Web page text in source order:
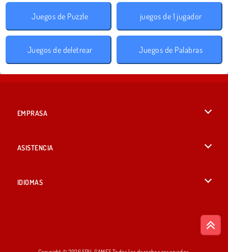
Juegos de Puzzle juegos de 1 jugador
Juegos de deletrear Juegos de Palabras
EMPRASA
ASISTENCIA
IDIOMAS